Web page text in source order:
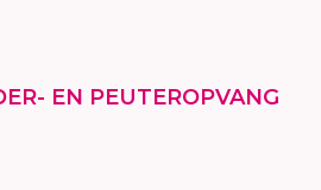
EN PEUTEROPVANG